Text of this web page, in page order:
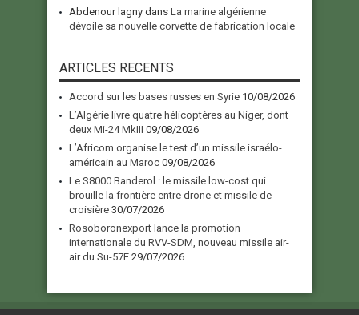
Abdenour lagny dans La marine algérienne
dévoile sa nouvelle corvette de fabrication locale
ARTICLES RECENTS
Accord sur les bases russes en Syrie 10/08/2026
L’Algérie livre quatre hélicoptères au Niger, dont
deux Mi-24 MkIII 09/08/2026
L’Africom organise le test d’un missile israélo-
américain au Maroc 09/08/2026
Le S8000 Banderol : le missile low-cost qui
brouille la frontière entre drone et missile de
croisière 30/07/2026
Rosoboronexport lance la promotion
internationale du RVV-SDM, nouveau missile air-
air du Su-57E 29/07/2026